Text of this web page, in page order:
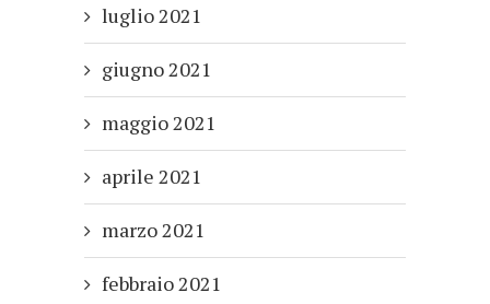
luglio 2021
giugno 2021
maggio 2021
aprile 2021
marzo 2021
febbraio 2021